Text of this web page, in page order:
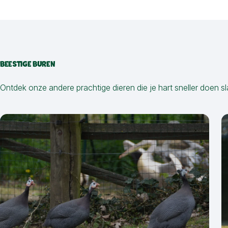
BEESTIGE BUREN
Ontdek onze andere prachtige dieren die je hart sneller doen